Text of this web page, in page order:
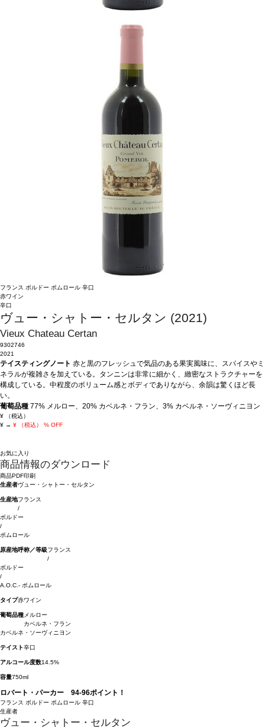
フランス ボルドー ポムロール 辛口
赤ワイン
辛口
ヴュー・シャトー・セルタン (2021)
Vieux Chateau Certan
9302746
2021
テイスティングノート 赤と黒のフレッシュで気品のある果実風味に、スパイスやミ
ネラルが複雑さを加えている。タンニンは非常に細かく、緻密なストラクチャーを
構成している。中程度のボリューム感とボディでありながら、余韻は驚くほど長
い。
葡萄品種 77% メルロー、20% カベルネ・フラン、3% カベルネ・ソーヴィニヨン
¥
（税込）
¥ → ¥ （税込） % OFF
お気に入り
商品情報のダウンロード
商品PDF印刷
生産者ヴュー・シャトー・セルタン
生産地フランス
/
ボルドー
/
ポムロール
原産地呼称／等級フランス
/
ボルドー
/
A.O.C.- ポムロール
タイプ赤ワイン
葡萄品種メルロー
カベルネ・フラン
カベルネ・ソーヴィニヨン
テイスト辛口
アルコール度数14.5%
容量750ml
ロバート・パーカー 94-96ポイント！
フランス ボルドー ポムロール 辛口
生産者
ヴュー・シャトー・セルタン